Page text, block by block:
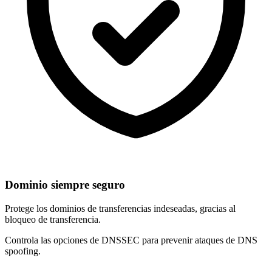
Dominio siempre seguro
Protege los dominios de transferencias indeseadas, gracias al
bloqueo de transferencia.
Controla las opciones de DNSSEC para prevenir ataques de DNS
spoofing.